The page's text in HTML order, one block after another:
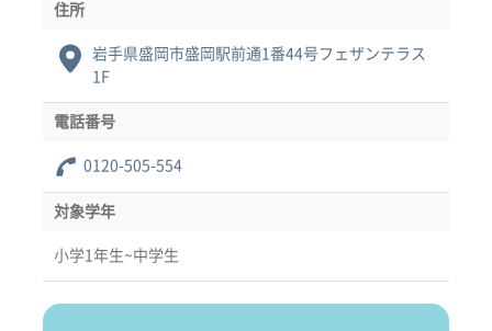
住所
岩手県盛岡市盛岡駅前通1番44号フェザンテラス
1F
電話番号
0120-505-554
対象学年
小学1年生~中学生